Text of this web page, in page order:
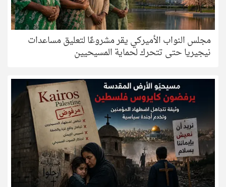
مجلس النواب الأميركي يقر مشروعًا لتعليق مساعدات
نيجيريا حتى تتحرك لحماية المسيحيين